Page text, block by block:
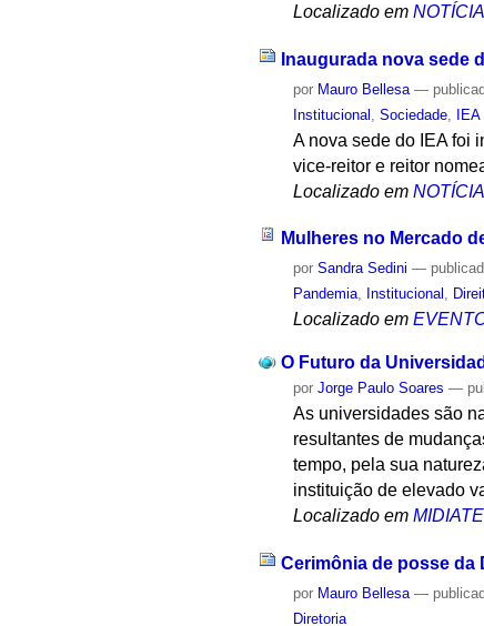
Localizado em
Inaugurada nova sede
por Mauro Bellesa —
Institucional ,Sociedade IEA
A nova sede do IEA foi
vice-reitor e reitor
Localizado em
Mulheres no Mercado
porSandra Sedini —
Pandemia, Institucional ,
Localizado em
O Futuro da
porJorge Paulo Soares —
As universidades são
resultantes de
tempo, pela sua
instituição de elevado
Localizado em
Cerimônia de posse da
por Mauro Bellesa —
Diretoria